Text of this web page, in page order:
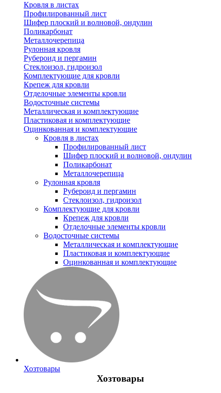
Кровля в листах
Профилированный лист
Шифер плоский и волновой, ондулин
Поликарбонат
Металлочерепица
Рулонная кровля
Рубероид и пергамин
Стеклоизол, гидроизол
Комплектующие для кровли
Крепеж для кровли
Отделочные элементы кровли
Водосточные системы
Металлическая и комплектующие
Пластиковая и комплектующие
Оцинкованная и комплектующие
Кровля в листах
Профилированный лист
Шифер плоский и волновой, ондулин
Поликарбонат
Металлочерепица
Рулонная кровля
Рубероид и пергамин
Стеклоизол, гидроизол
Комплектующие для кровли
Крепеж для кровли
Отделочные элементы кровли
Водосточные системы
Металлическая и комплектующие
Пластиковая и комплектующие
Оцинкованная и комплектующие
Хозтовары
Хозтовары